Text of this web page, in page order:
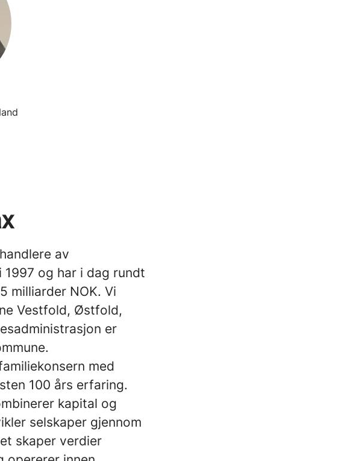
av
og har i dag rundt
milliarder NOK. Vi
Vestfold, Østfold,
er
med
100 års erfaring.
kapital og
selskaper gjennom
skaper verdier